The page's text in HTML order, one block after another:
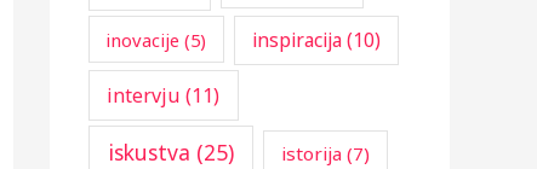
inovacije (5) inspiracija(10)
intervju (11)
iskustva (25) istorija (7)